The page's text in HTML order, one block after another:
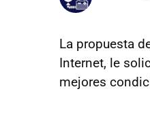
La propuesta
Internet, le
mejores